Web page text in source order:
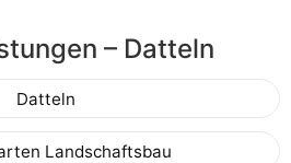
– Datteln
Datteln
Landschaftsbau